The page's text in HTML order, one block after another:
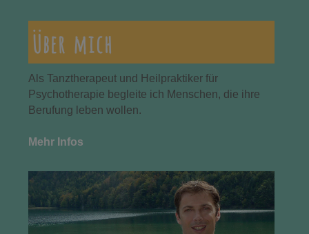
Über mich
Als Tanztherapeut und Heilpraktiker für
Psychotherapie begleite ich Menschen, die ihre
Berufung leben wollen.
Mehr Infos